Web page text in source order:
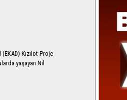
Kızılot Proje
yaşayan Nil